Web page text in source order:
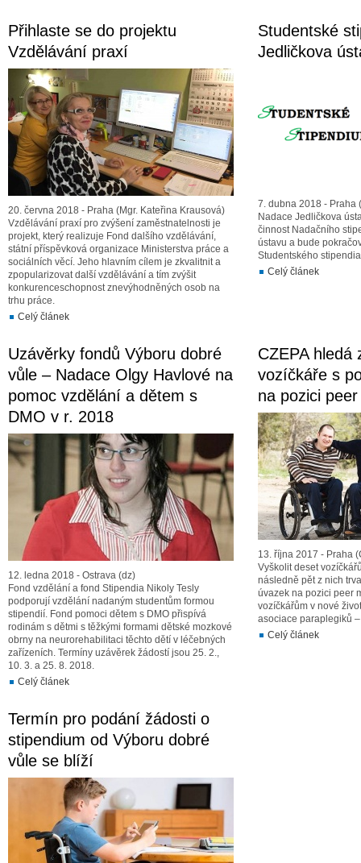
Přihlaste se do projektu
Vzdělávání praxí
20. června 2018 - Praha (Mgr. Kateřina Krausová)
Vzdělávání praxí pro zvýšení zaměstnatelnosti je
projekt, který realizuje Fond dalšího vzdělávání,
státní příspěvková organizace Ministerstva práce a
sociálních věcí. Jeho hlavním cílem je zkvalitnit a
zpopularizovat další vzdělávání a tím zvýšit
konkurenceschopnost znevýhodněných osob na
trhu práce.
Celý článek
Studentské
Jedličkova
7. dubna 2018 - Praha
Nadace Jedličkova
činnost Nadačního
ústavu a bude
Studentského
Celý článek
Uzávěrky fondů Výboru dobré
vůle – Nadace Olgy Havlové na
pomoc vzdělání a dětem s
DMO v r. 2018
12. ledna 2018 - Ostrava (dz)
Fond vzdělání a fond Stipendia Nikoly Tesly
podporují vzdělání nadaným studentům formou
stipendií. Fond pomoci dětem s DMO přispívá
rodinám s dětmi s těžkými formami dětské mozkové
obrny na neurorehabilitaci těchto dětí v léčebných
zařízeních. Termíny uzávěrek žádostí jsou 25. 2.,
10. 3. a 25. 8. 2018.
Celý článek
CZEPA hledá
vozíčkáře s
na pozici
13. října 2017 - Praha
Vyškolit deset
následně pět z nich
úvazek na pozici peer
vozíčkářům v nové
asociace paraplegiků –
Celý článek
Termín pro podání žádosti o
stipendium od Výboru dobré
vůle se blíží